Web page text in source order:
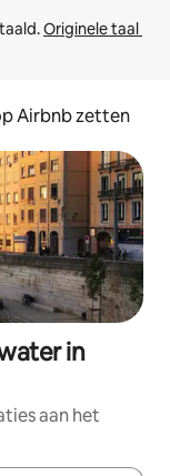
Originele taal
Airbnb zetten
in
aan het